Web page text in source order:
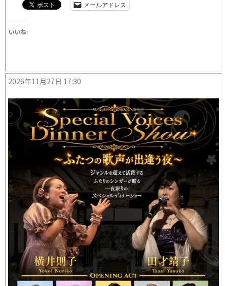
メールアドレス
いいね:
2026年11月27日 17:30